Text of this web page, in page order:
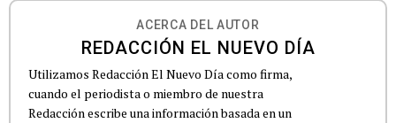
ACERCA DEL AUTOR
REDACCIÓN EL NUEVO DÍA
Utilizamos Redacción El Nuevo Día como firma,
cuando el periodista o miembro de nuestra
Redacción escribe una información basada en un